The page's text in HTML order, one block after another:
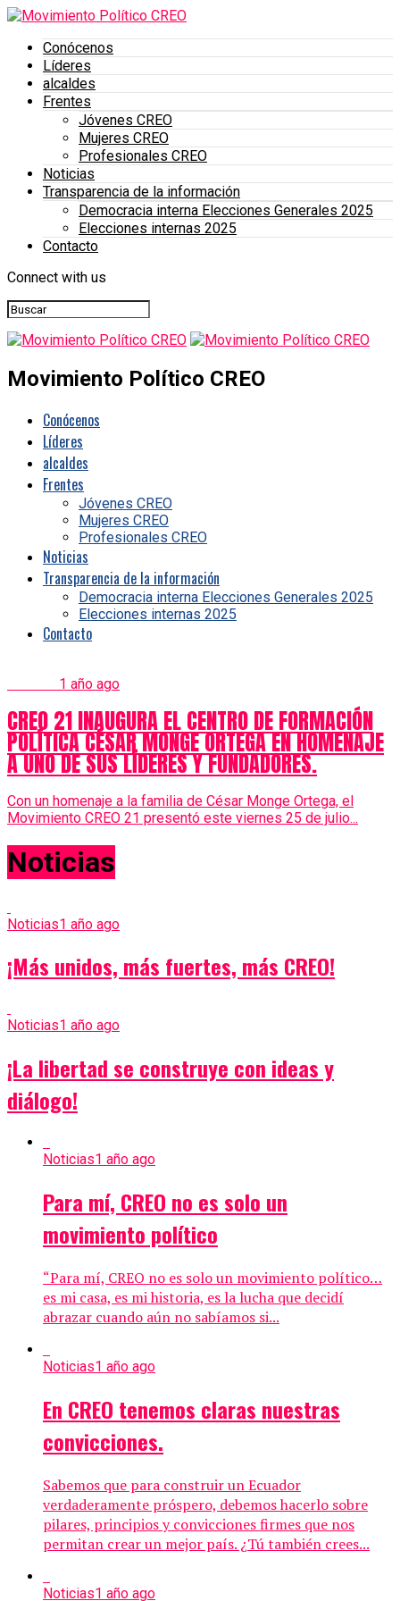
Conócenos
Líderes
alcaldes
Frentes
Jóvenes CREO
Mujeres CREO
Profesionales CREO
Noticias
Transparencia de la información
Democracia interna Elecciones Generales 2025
Elecciones internas 2025
Contacto
Connect with us
Movimiento Político CREO
Conócenos
Líderes
alcaldes
Frentes
Jóvenes CREO
Mujeres CREO
Profesionales CREO
Noticias
Transparencia de la información
Democracia interna Elecciones Generales 2025
Elecciones internas 2025
Contacto
1 año ago
CREO 21 INAUGURA EL CENTRO DE FORMACIÓN
POLÍTICA CÉSAR MONGE ORTEGA EN HOMENAJE
A UNO DE SUS LÍDERES Y FUNDADORES.
Con un homenaje a la familia de César Monge Ortega, el
Movimiento CREO 21 presentó este viernes 25 de julio...
Noticias
Noticias1 año ago
¡Más unidos, más fuertes, más CREO!
Noticias1 año ago
¡La libertad se construye con ideas y
diálogo!
Noticias1 año ago
Para mí, CREO no es solo un
movimiento político
“Para mí, CREO no es solo un movimiento político…
es mi casa, es mi historia, es la lucha que decidí
abrazar cuando aún no sabíamos si...
Noticias1 año ago
En CREO tenemos claras nuestras
convicciones.
Sabemos que para construir un Ecuador
verdaderamente próspero, debemos hacerlo sobre
pilares, principios y convicciones firmes que nos
permitan crear un mejor país. ¿Tú también crees...
Noticias1 año ago